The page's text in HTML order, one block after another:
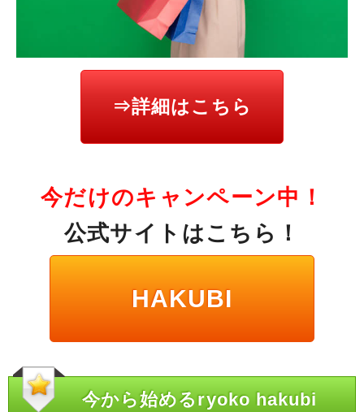
⇒詳細はこちら
今だけのキャンペーン中！
公式サイトはこちら！
HAKUBI
今から始めるryoko hakubi